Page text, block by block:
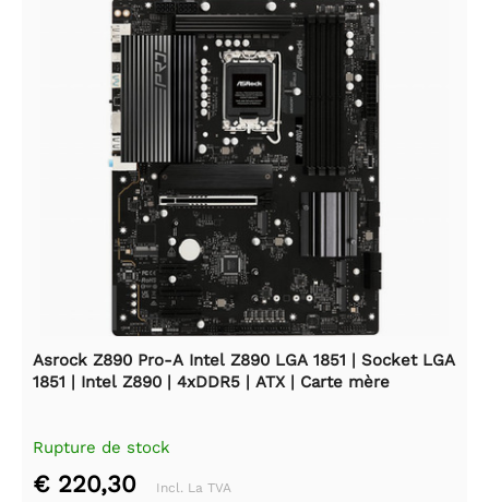
Asrock Z890 Pro-A Intel Z890 LGA 1851 | Socket LGA
1851 | Intel Z890 | 4xDDR5 | ATX | Carte mère
Rupture de stock
€ 220,30 Incl. La TVA